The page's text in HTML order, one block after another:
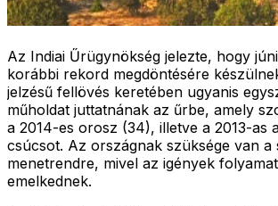
Az Indiai Űrügynökség jelezte, hogy
korábbi rekord megdöntésére
jelzésű fellövés keretében ugyanis
műholdat juttatnának az űrbe, amely
a 2014-es orosz (34), illetve a 2013-as
csúcsot. Az országnak szüksége van a
menetrendre, mivel az igények
emelkednek.